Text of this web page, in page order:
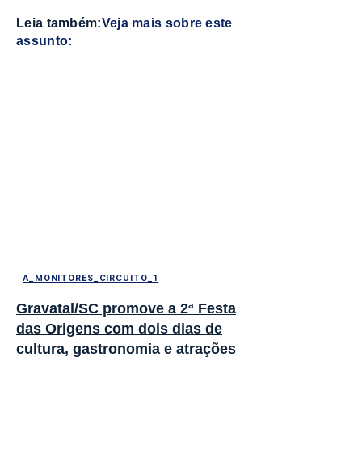
Leia também:Veja mais sobre este
assunto:
A_MONITORES_CIRCUITO_1
Gravatal/SC promove a 2ª Festa
das Origens com dois dias de
cultura, gastronomia e atrações